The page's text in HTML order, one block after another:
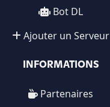
Bot DL
Ajouter un Serveur
INFORMATIONS
Partenaires